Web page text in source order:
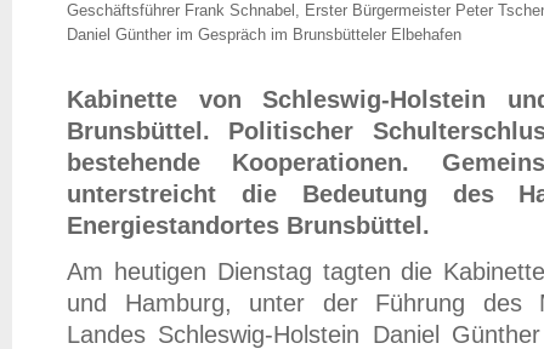
Geschäftsführer Frank Schnabel, Erster Bürgermeister Peter
Daniel Günther im Gespräch im Brunsbütteler Elbehafen
Kabinette von Schleswig-Holstein
Brunsbüttel. Politischer
bestehende Kooperationen.
unterstreicht die Bedeutung des
Energiestandortes Brunsbüttel.
Am heutigen Dienstag tagten die
und Hamburg, unter der Führung des
Landes Schleswig-Holstein Daniel